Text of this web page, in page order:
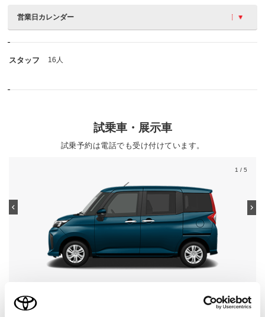
営業日カレンダー
スタッフ 16人
試乗車・展示車
試乗予約は電話でも受け付けています。
1 / 5
グレード